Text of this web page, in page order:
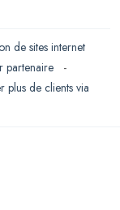
de sites internet
partenaire
-
plus de clients via